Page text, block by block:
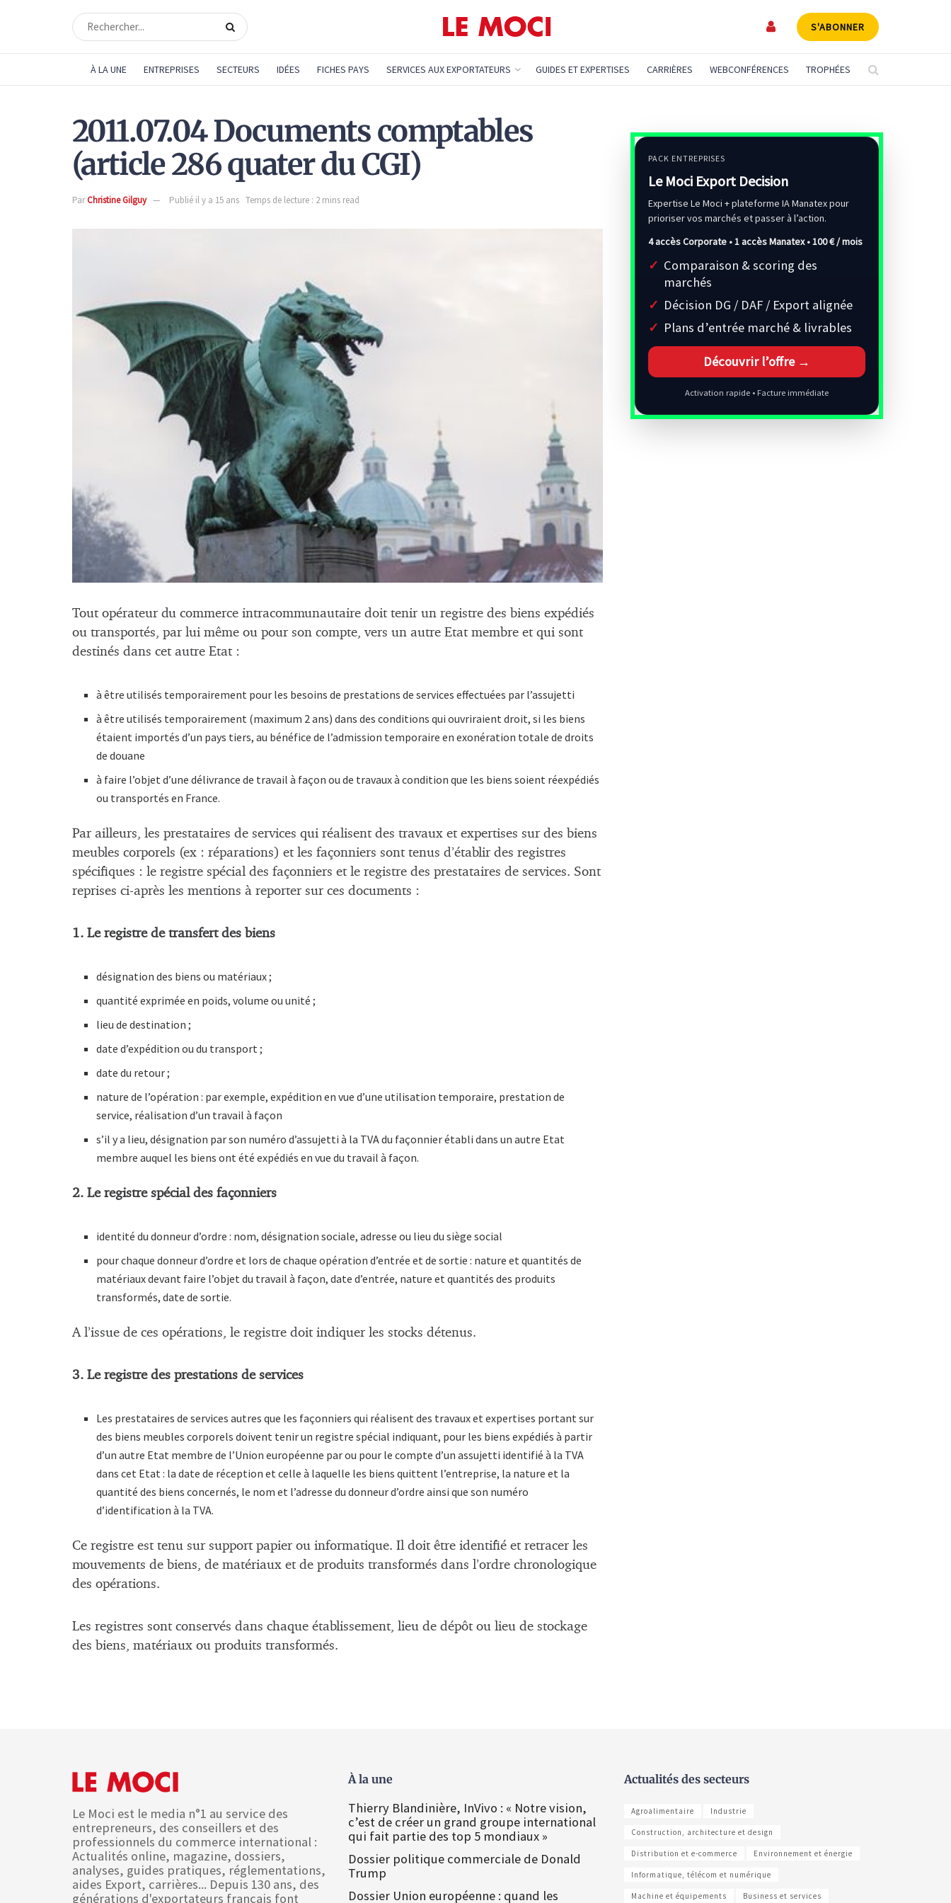
S'ABONNER
À LA UNE ENTREPRISES SECTEURS IDÉES FICHES PAYS SERVICES AUX EXPORTATEURS GUIDES ET EXPERTISES CARRIÈRES WEBCONFÉRENCES TROPHÉES
2011.07.04 Documents comptables
(article 286 quater du CGI)
ParChristine Gilguy Publié il y a 15 ans Temps de lecture : 2 mins read
Tout opérateur du commerce intracommunautaire doit tenir un registre des biens expédiés
ou transportés, par lui même ou pour son compte, vers un autre Etat membre et qui sont
destinés dans cet autre Etat :
à être utilisés temporairement pour les besoins de prestations de services effectuées par l’assujetti
à être utilisés temporairement (maximum 2 ans) dans des conditions qui ouvriraient droit, si les biens
étaient importés d’un pays tiers, au bénéfice de l’admission temporaire en exonération totale de droits
de douane
à faire l’objet d’une délivrance de travail à façon ou de travaux à condition que les biens soient réexpédiés
ou transportés en France.
Par ailleurs, les prestataires de services qui réalisent des travaux et expertises sur des biens
meubles corporels (ex : réparations) et les façonniers sont tenus d’établir des registres
spécifiques : le registre spécial des façonniers et le registre des prestataires de services. Sont
reprises ci-après les mentions à reporter sur ces documents :
1. Le registre de transfert des biens
désignation des biens ou matériaux ;
quantité exprimée en poids, volume ou unité ;
lieu de destination ;
date d’expédition ou du transport ;
date du retour ;
nature de l’opération : par exemple, expédition en vue d’une utilisation temporaire, prestation de
service, réalisation d’un travail à façon
s’il y a lieu, désignation par son numéro d’assujetti à la TVA du façonnier établi dans un autre Etat
membre auquel les biens ont été expédiés en vue du travail à façon.
2. Le registre spécial des façonniers
identité du donneur d’ordre : nom, désignation sociale, adresse ou lieu du siège social
pour chaque donneur d’ordre et lors de chaque opération d’entrée et de sortie : nature et quantités de
matériaux devant faire l’objet du travail à façon, date d’entrée, nature et quantités des produits
transformés, date de sortie.
A l’issue de ces opérations, le registre doit indiquer les stocks détenus.
3. Le registre des prestations de services
Les prestataires de services autres que les façonniers qui réalisent des travaux et expertises portant sur
des biens meubles corporels doivent tenir un registre spécial indiquant, pour les biens expédiés à partir
d’un autre Etat membre de l’Union européenne par ou pour le compte d’un assujetti identifié à la TVA
dans cet Etat : la date de réception et celle à laquelle les biens quittent l’entreprise, la nature et la
quantité des biens concernés, le nom et l’adresse du donneur d’ordre ainsi que son numéro
d’identification à la TVA.
Ce registre est tenu sur support papier ou informatique. Il doit être identifié et retracer les
mouvements de biens, de matériaux et de produits transformés dans l’ordre chronologique
des opérations.
Les registres sont conservés dans chaque établissement, lieu de dépôt ou lieu de stockage
des biens, matériaux ou produits transformés.
PACK ENTREPRISES
Le Moci Export Decision
Expertise Le Moci + plateforme IA Manatex pour
prioriser vos marchés et passer à l’action.
4 accès Corporate • 1 accès Manatex •100 € / mois
Comparaison & scoring des
marchés
Décision DG / DAF / Export alignée
Plans d’entrée marché & livrables
Découvrir l’offre →
Activation rapide • Facture immédiate
Le Moci est le media n°1 au service des
entrepreneurs, des conseillers et des
professionnels du commerce international :
Actualités online, magazine, dossiers,
analyses, guides pratiques, réglementations,
aides Export, carrières... Depuis 130 ans, des
générations d'exportateurs français font
À la une
Thierry Blandinière, InVivo : « Notre vision,
c’est de créer un grand groupe international
qui fait partie des top 5 mondiaux »
Dossier politique commerciale de Donald
Trump
Dossier Union européenne : quand les
Actualités des secteurs
Agroalimentaire Industrie
Construction, architecture et design
Distribution et e-commerce Environnement et énergie
Informatique, télécom et numérique
Machine et équipements Business et services